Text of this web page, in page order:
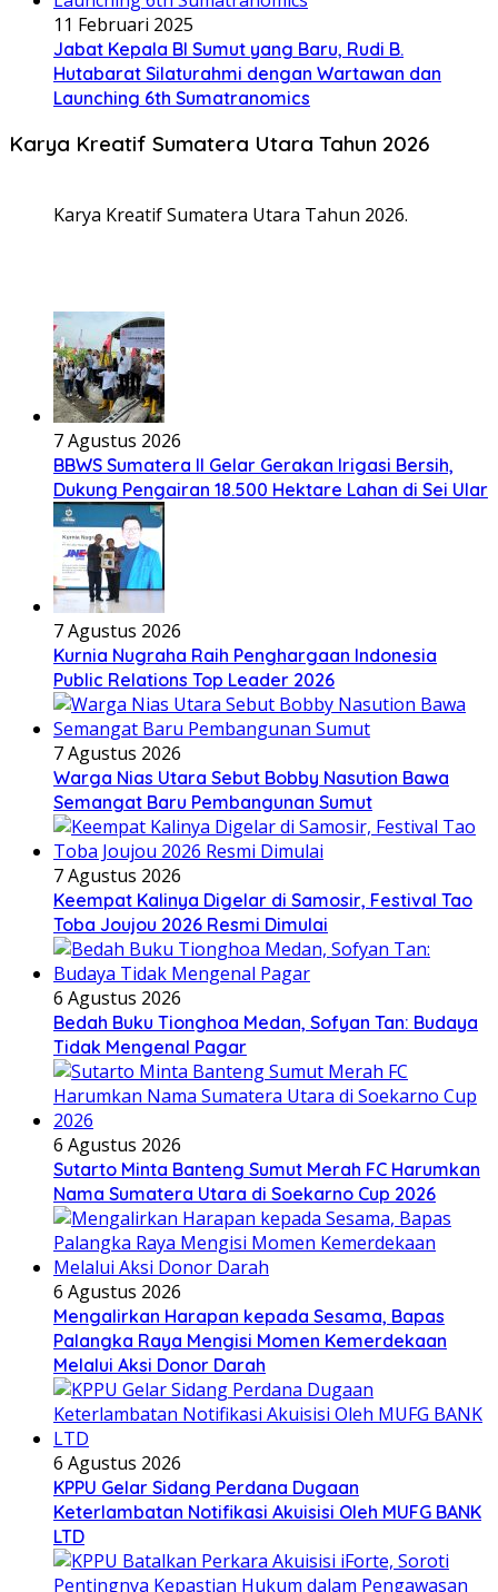
11 Februari 2025
Jabat Kepala BI Sumut yang Baru, Rudi B.
Hutabarat Silaturahmi dengan Wartawan dan
Launching 6th Sumatranomics
Karya Kreatif Sumatera Utara Tahun 2026
Karya Kreatif Sumatera Utara Tahun 2026.
7 Agustus 2026
BBWS Sumatera II Gelar Gerakan Irigasi Bersih,
Dukung Pengairan 18.500 Hektare Lahan di Sei Ular
7 Agustus 2026
Kurnia Nugraha Raih Penghargaan Indonesia
Public Relations Top Leader 2026
7 Agustus 2026
Warga Nias Utara Sebut Bobby Nasution Bawa
Semangat Baru Pembangunan Sumut
7 Agustus 2026
Keempat Kalinya Digelar di Samosir, Festival Tao
Toba Joujou 2026 Resmi Dimulai
6 Agustus 2026
Bedah Buku Tionghoa Medan, Sofyan Tan: Budaya
Tidak Mengenal Pagar
6 Agustus 2026
Sutarto Minta Banteng Sumut Merah FC Harumkan
Nama Sumatera Utara di Soekarno Cup 2026
6 Agustus 2026
Mengalirkan Harapan kepada Sesama, Bapas
Palangka Raya Mengisi Momen Kemerdekaan
Melalui Aksi Donor Darah
6 Agustus 2026
KPPU Gelar Sidang Perdana Dugaan
Keterlambatan Notifikasi Akuisisi Oleh MUFG BANK
LTD